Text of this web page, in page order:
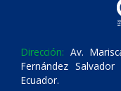
Dirección: Av.
Fernández
Ecuador.